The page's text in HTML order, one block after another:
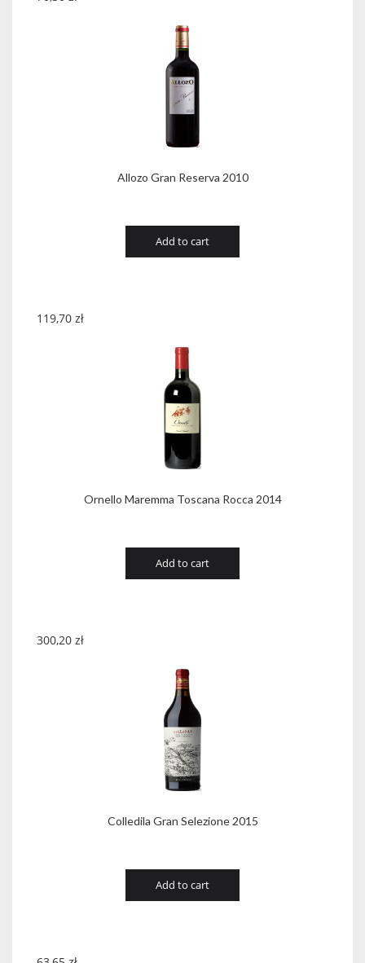
Allozo Gran Reserva 2010
Add to cart
Ornello Maremma Toscana Rocca 2014
119,70 zł
Add to cart
Colledila Gran Selezione 2015
300,20 zł
Add to cart